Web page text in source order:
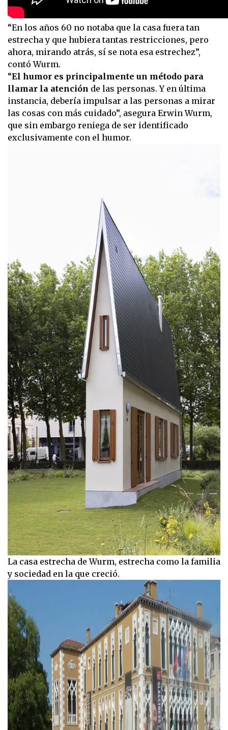
“En los años 60 no notaba que la casa fuera tan
estrecha y que hubiera tantas restricciones, pero
ahora, mirando atrás, sí se nota esa estrechez”,
contó Wurm.
“El humor es principalmente un método para
llamar la atención de las personas. Y en última
instancia, debería impulsar a las personas a mirar
las cosas con más cuidado”, asegura Erwin Wurm,
que sin embargo reniega de ser identificado
exclusivamente con el humor.
La casa estrecha de Wurm, estrecha como la familia
y sociedad en la que creció.